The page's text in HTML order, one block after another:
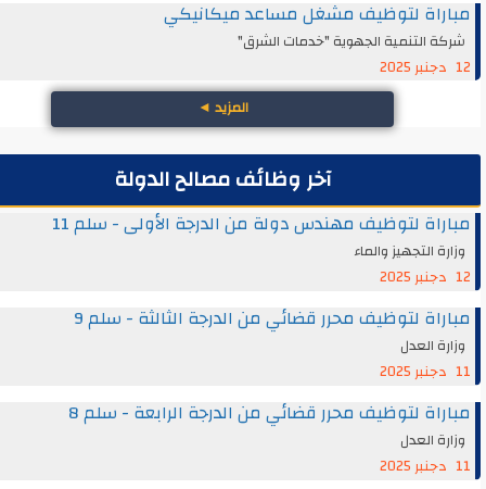
لتوظيف مشغل مساعد ميكانيكي
التنمية الجهوية "خدمات الشرق"
◄
آخر وظائف مصالح الدولة
لتوظيف مهندس دولة من الدرجة الأولى - سلم 11
التجهيز والماء
لتوظيف محرر قضائي من الدرجة الثالثة - سلم 9
العدل
لتوظيف محرر قضائي من الدرجة الرابعة - سلم 8
العدل